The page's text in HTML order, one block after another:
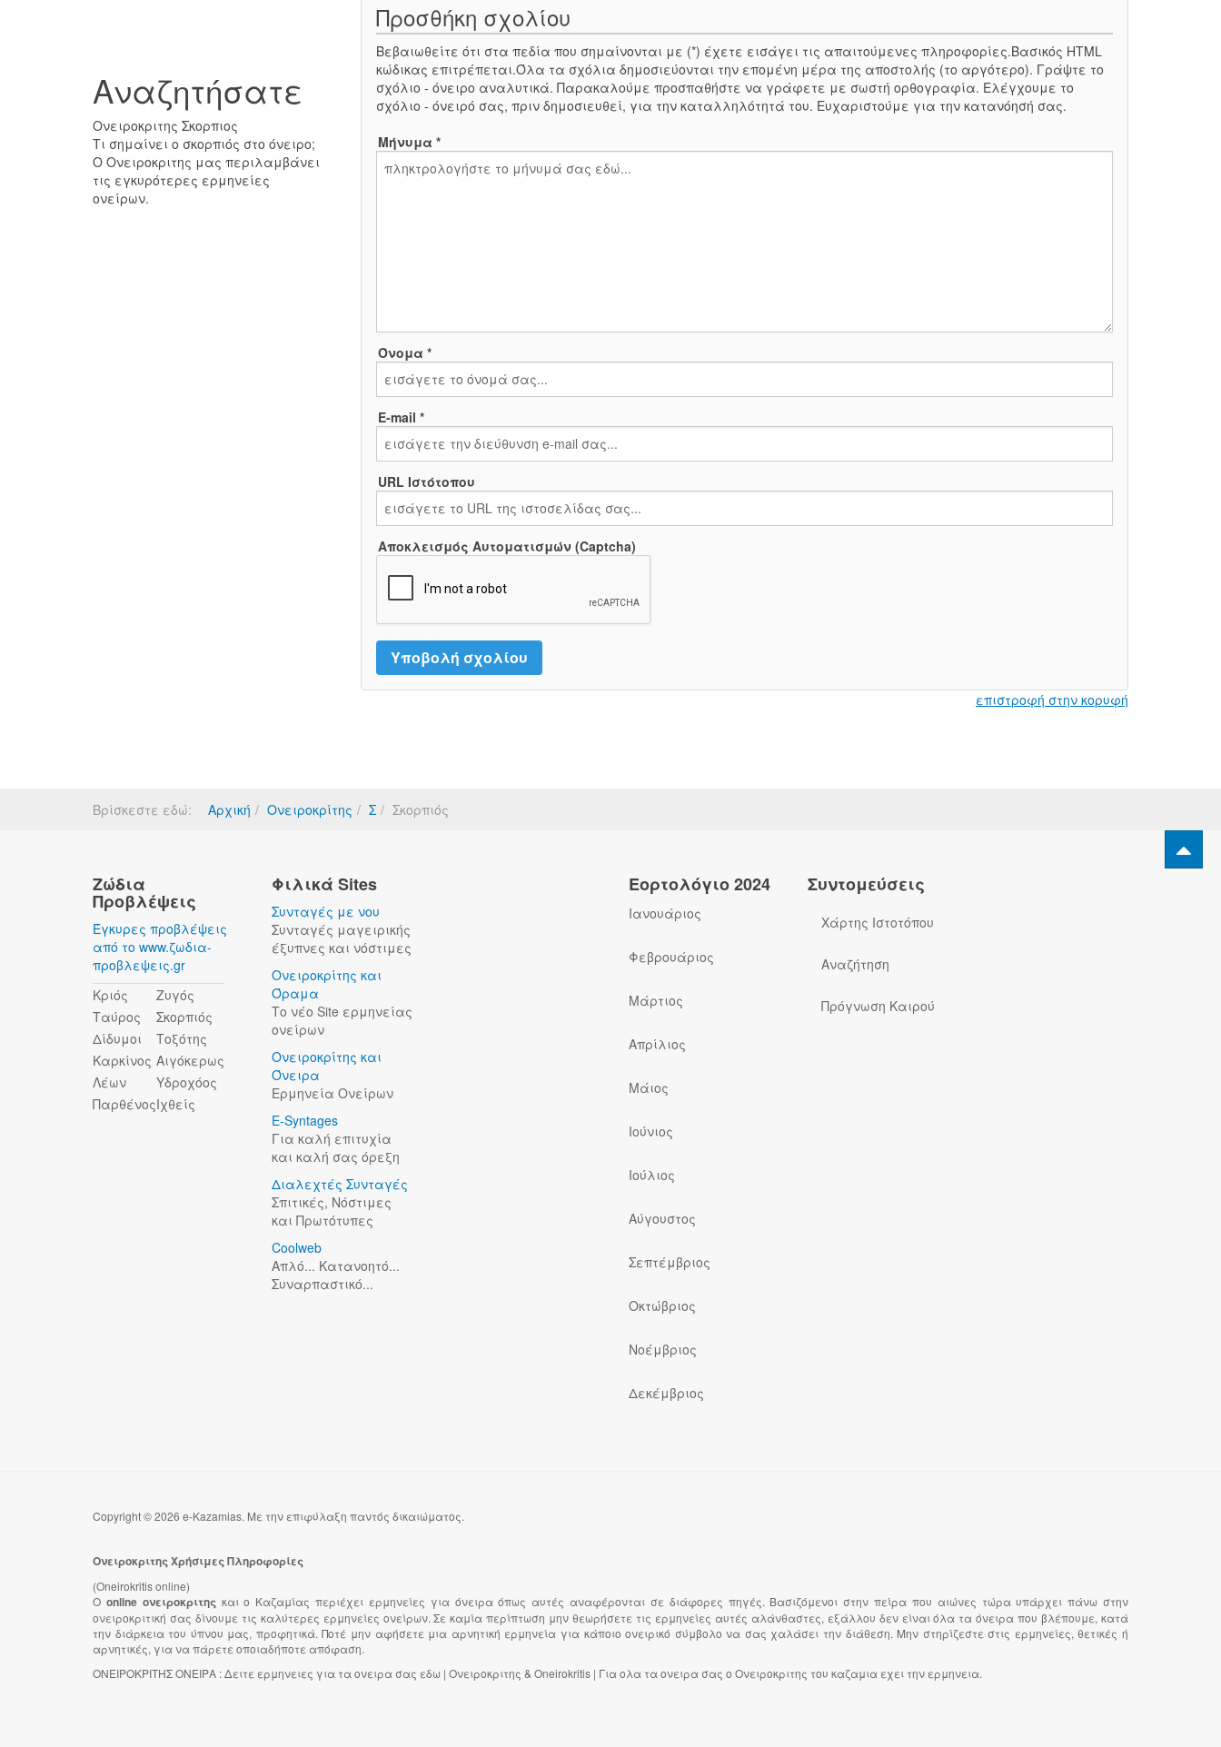
Προσθήκη σχολίου
Βεβαιωθείτε ότι στα πεδία που σημαίνονται με (*) έχετε εισάγει τις απαιτούμενες πληροφορίες.Βασικός HTML
κώδικας επιτρέπεται.Όλα τα σχόλια δημοσιεύονται την επομένη μέρα της αποστολής (το αργότερο). Γράψτε το
σχόλιο - όνειρο αναλυτικά. Παρακαλούμε προσπαθήστε να γράφετε με σωστή ορθογραφία. Ελέγχουμε το
σχόλιο - όνειρό σας, πριν δημοσιευθεί, για την καταλληλότητά του. Ευχαριστούμε για την κατανόησή σας.
Μήνυμα *
Όνομα *
E-mail *
URL Ιστότοπου
Αποκλεισμός Αυτοματισμών (Captcha)
επιστροφή στην κορυφή
Αναζητήσατε
Ονειροκριτης Σκορπιος
Τι σημαίνει ο σκορπιός στο όνειρο;
Ο Ονειροκριτης μας περιλαμβάνει
τις εγκυρότερες ερμηνείες
ονείρων.
Βρίσκεστε εδώ: Αρχική Ονειροκρίτης Σ Σκορπιός
Ζώδια
Προβλέψεις
Έγκυρες προβλέψεις
από το www.ζωδια-
προβλεψεις.gr
Κριός
Ταύρος
Δίδυμοι
Καρκίνος
Λέων
Παρθένος
Ζυγός
Σκορπιός
Τοξότης
Αιγόκερως
Υδροχόος
Ιχθείς
Φιλικά Sites
Συνταγές με νου
Συνταγές μαγειρικής
έξυπνες και νόστιμες
Ονειροκρίτης και
Όραμα
Το νέο Site ερμηνείας
ονείρων
Ονειροκρίτης και
Όνειρα
Ερμηνεία Ονείρων
E-Syntages
Για καλή επιτυχία
και καλή σας όρεξη
Διαλεχτές Συνταγές
Σπιτικές, Νόστιμες
και Πρωτότυπες
Coolweb
Απλό... Κατανοητό...
Συναρπαστικό...
Εορτολόγιο 2024
Ιανουάριος
Φεβρουάριος
Μάρτιος
Απρίλιος
Μάιος
Ιούνιος
Ιούλιος
Αύγουστος
Σεπτέμβριος
Οκτώβριος
Νοέμβριος
Δεκέμβριος
Συντομεύσεις
Χάρτης Ιστοτόπου
Αναζήτηση
Πρόγνωση Καιρού
Copyright © 2026 e-Kazamias. Με την επιφύλαξη παντός δικαιώματος.
Ονειροκριτης Χρήσιμες Πληροφορίες
(Oneirokritis online)
Ο online ονειροκριτηςκαι ο Καζαμίας περιέχει ερμηνείες για όνειρα όπως αυτές αναφέρονται σε διάφορες πηγές. Βασιζόμενοι στην πείρα που αιώνες τώρα υπάρχει πάνω στην
ονειροκριτική σας δίνουμε τις καλύτερες ερμηνείες ονείρων. Σε καμία περίπτωση μην θεωρήσετε τις ερμηνείες αυτές αλάνθαστες, εξάλλου δεν είναι όλα τα όνειρα που βλέπουμε, κατά
την διάρκεια του ύπνου μας, προφητικά. Ποτέ μην αφήσετε μια αρνητική ερμηνεία για κάποιο ονειρικό σύμβολο να σας χαλάσει την διάθεση. Μην στηρίζεστε στις ερμηνείες, θετικές ή
αρνητικές, για να πάρετε οποιαδήποτε απόφαση.
ΟΝΕΙΡΟΚΡΙΤΗΣ ΟΝΕΙΡΑ : Δειτε ερμηνειες για τα ονειρα σας εδω | Ονειροκριτης & Oneirokritis | Για ολα τα ονειρα σας ο Ονειροκριτης του καζαμια εχει την ερμηνεια.